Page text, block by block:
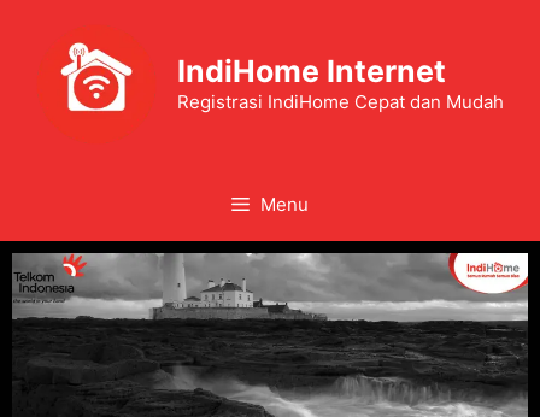
IndiHome Internet
Registrasi IndiHome Cepat dan Mudah
Menu